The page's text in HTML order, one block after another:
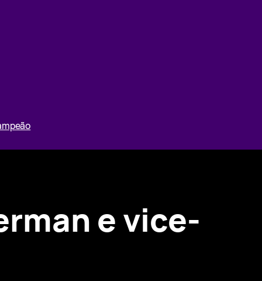
e vice-